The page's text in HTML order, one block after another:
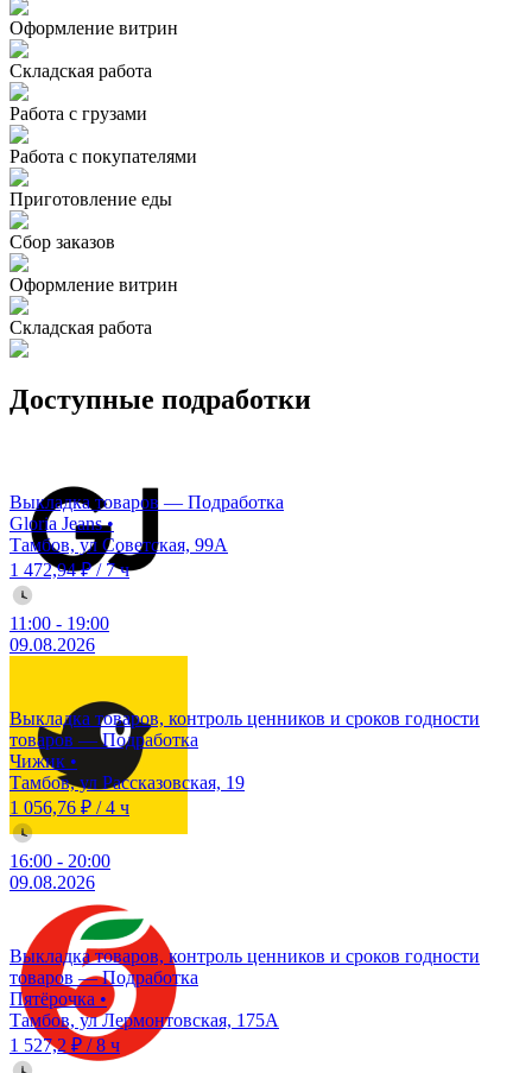
Оформление витрин
Складская работа
Работа с грузами
Работа с покупателями
Приготовление еды
Сбор заказов
Оформление витрин
Складская работа
Доступные подработки
Выкладка товаров — Подработка
Gloria Jeans•
Тамбов, ул Советская, 99А
1 472,94 ₽/ 7 ч
11:00 - 19:00
09.08.2026
Выкладка товаров, контроль ценников и сроков годности
товаров — Подработка
Чижик •
Тамбов, ул Рассказовская, 19
1 056,76 ₽ /4 ч
16:00 - 20:00
09.08.2026
Выкладка товаров, контроль ценников и сроков годности
товаров — Подработка
Пятёрочка •
Тамбов, ул Лермонтовская, 175А
1 527,2 ₽ /8 ч